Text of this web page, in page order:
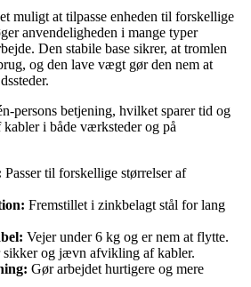
muligt at tilpasse enheden til forskellige
anvendeligheden i mange typer
Den stabile base sikrer, at tromlen
og den lave vægt gør den nem at
persons betjening, hvilket sparer tid og
i både værksteder og på
Passer til forskellige størrelser af
Fremstillet i zinkbelagt stål for lang
Vejer under 6 kg og er nem at flytte.
sikker og jævn afvikling af kabler.
Gør arbejdet hurtigere og mere